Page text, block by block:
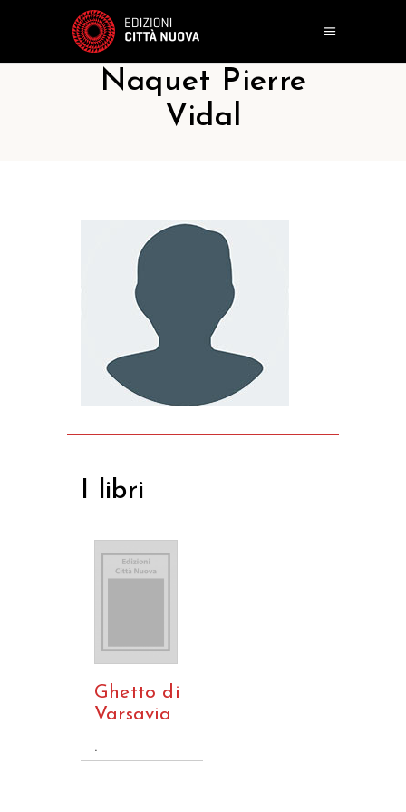
Naquet Pierre
Vidal
I libri
Ghetto di
Varsavia
.